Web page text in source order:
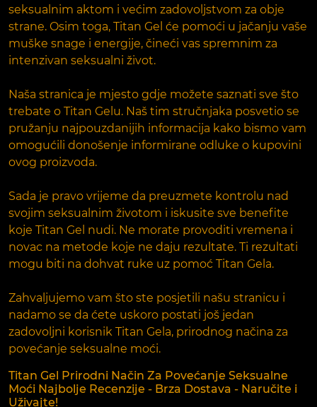
seksualnim aktom i većim zadovoljstvom za obje
strane. Osim toga, Titan Gel će pomoći u jačanju vaše
muške snage i energije, čineći vas spremnim za
intenzivan seksualni život.
Naša stranica je mjesto gdje možete saznati sve što
trebate o Titan Gelu. Naš tim stručnjaka posvetio se
pružanju najpouzdanijih informacija kako bismo vam
omogućili donošenje informirane odluke o kupovini
ovog proizvoda.
Sada je pravo vrijeme da preuzmete kontrolu nad
svojim seksualnim životom i iskusite sve benefite
koje Titan Gel nudi. Ne morate provoditi vremena i
novac na metode koje ne daju rezultate. Ti rezultati
mogu biti na dohvat ruke uz pomoć Titan Gela.
Zahvaljujemo vam što ste posjetili našu stranicu i
nadamo se da ćete uskoro postati još jedan
zadovoljni korisnik Titan Gela, prirodnog načina za
povećanje seksualne moći.
Titan Gel Prirodni Način Za Povećanje Seksualne
Moći Najbolje Recenzije - Brza Dostava - Naručite i
Uživajte!